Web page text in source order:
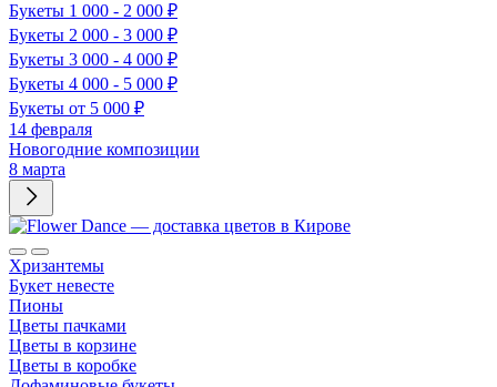
Букеты 1 000 - 2 000 ₽
Букеты 2 000 - 3 000 ₽
Букеты 3 000 - 4 000 ₽
Букеты 4 000 - 5 000 ₽
Букеты от 5 000 ₽
14 февраля
Новогодние композиции
8 марта
Хризантемы
Букет невесте
Пионы
Цветы пачками
Цветы в корзине
Цветы в коробке